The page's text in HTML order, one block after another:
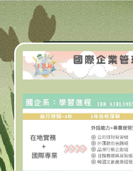
跳
到
主
要
內
容
區